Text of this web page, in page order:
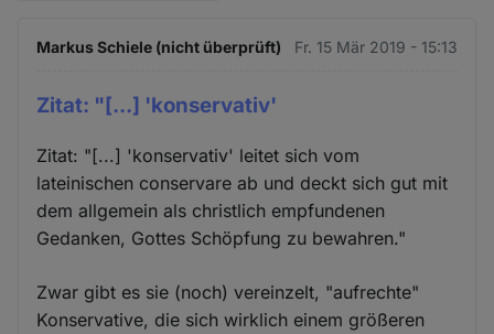
Markus Schiele (nicht überprüft) Fr. 15 Mär 2019 - 15:13
Zitat: "[...] 'konservativ'
Zitat: "[...] 'konservativ' leitet sich vom
lateinischen conservare ab und deckt sich gut mit
dem allgemein als christlich empfundenen
Gedanken, Gottes Schöpfung zu bewahren."
Zwar gibt es sie (noch) vereinzelt, "aufrechte"
Konservative, die sich wirklich einem größeren